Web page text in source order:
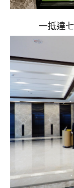
一抵達